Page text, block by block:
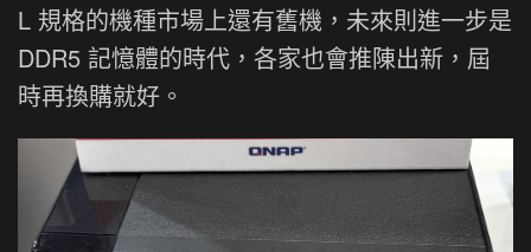
L 規格的機種市場上還有舊機，未來則進一步是
DDR5 記憶體的時代，各家也會推陳出新，屆
時再換購就好。